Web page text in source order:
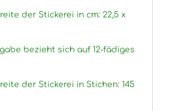
der Stickerei in cm: 22,5 x
bezieht sich auf 12-fädiges
der Stickerei in Stichen: 145